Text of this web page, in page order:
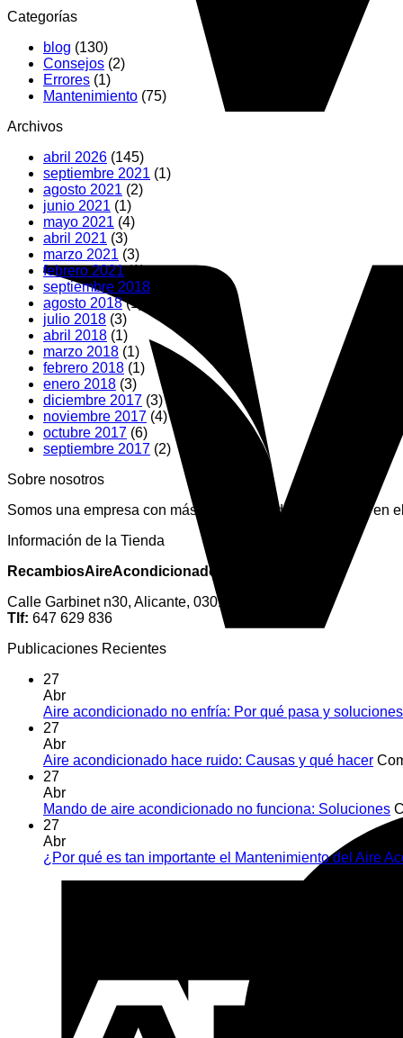
Categorías
blog (130)
Consejos (2)
Errores (1)
Mantenimiento (75)
Archivos
abril 2026 (145)
septiembre 2021 (1)
agosto 2021 (2)
junio 2021 (1)
mayo 2021 (4)
abril 2021 (3)
marzo 2021 (3)
febrero 2021(1)
septiembre 2018
agosto 2018(1)
julio 2018 (3)
abril 2018 (1)
marzo 2018 (1)
febrero 2018 (1)
enero 2018 (3)
diciembre 2017 (3)
noviembre 2017 (4)
octubre 2017 (6)
septiembre 2017 (2)
Sobre nosotros
Somos una empresa con más de 15 años de experiencia en
Información de la Tienda
RecambiosAireAcondicionado.es
Calle Garbinet n30, Alicante, 03012. España
Tlf: 647 629 836
Publicaciones Recientes
27
Abr
Aire acondicionado no enfría: Por qué pasa y soluciones
27
Abr
Aire acondicionado hace ruido: Causas y qué hacer
27
Abr
Mando de aire acondicionado no funciona: Soluciones
27
Abr
¿Por qué es tan importante el Mantenimiento del Aire